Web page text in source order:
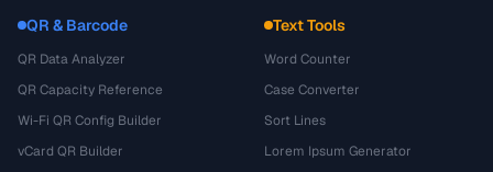
QR & Barcode
QR Data Analyzer
QR Capacity Reference
Wi-Fi QR Config Builder
vCard QR Builder
Text Tools
Word Counter
Case Converter
Sort Lines
Lorem Ipsum Generator